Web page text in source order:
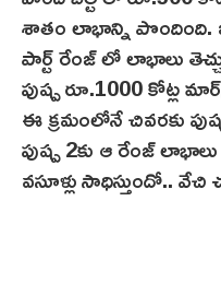
శాతం లాభాన్ని పొందింది.
పార్ట్ రేంజ్ లో లాభాలు
పుష్ప రూ.1000 కోట్ల
ఈ క్రమంలోనే చివరకు
పుష్ప 2కు ఆ రేంజ్
వసూళ్లు సాధిస్తుందో..